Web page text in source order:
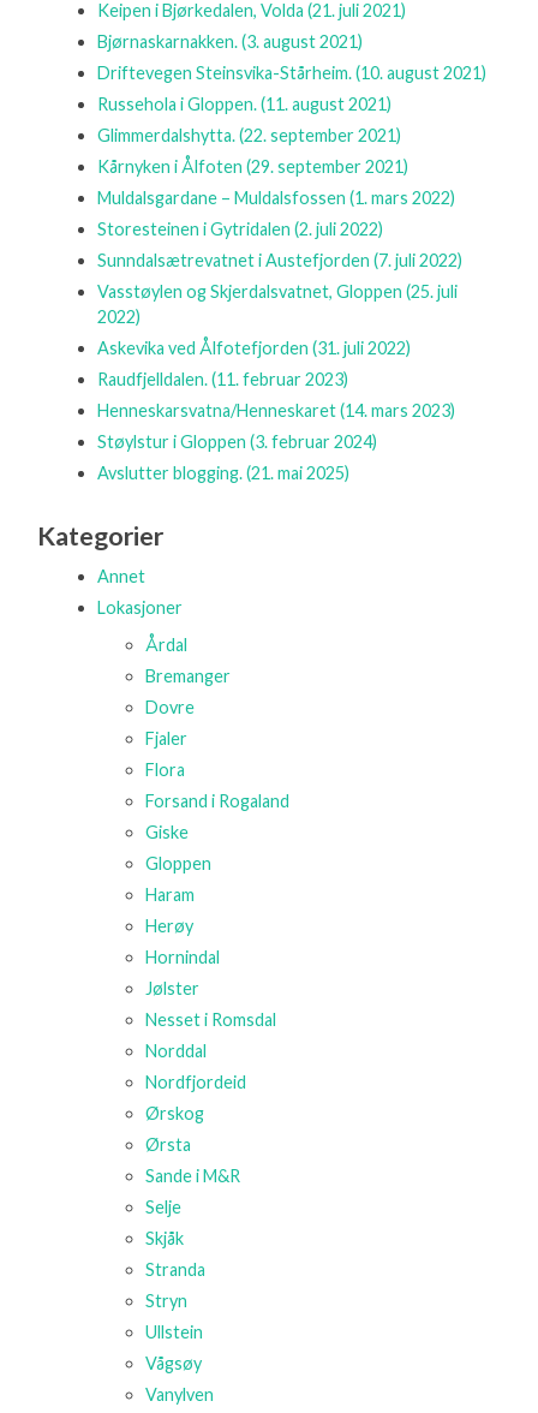
Keipen i Bjørkedalen, Volda(21. juli 2021)
Bjørnaskarnakken.(3. august 2021)
Driftevegen Steinsvika-Stårheim.(10. august 2021)
Russehola i Gloppen.(11. august 2021)
Glimmerdalshytta.(22. september 2021)
Kårnyken i Ålfoten(29. september 2021)
Muldalsgardane – Muldalsfossen(1. mars 2022)
Storesteinen i Gytridalen(2. juli 2022)
Sunndalsætrevatnet i Austefjorden(7. juli 2022)
Vasstøylen og Skjerdalsvatnet, Gloppen(25. juli
2022)
Askevika ved Ålfotefjorden(31. juli 2022)
Raudfjelldalen.(11. februar 2023)
Henneskarsvatna/Henneskaret(14. mars 2023)
Støylstur i Gloppen(3. februar 2024)
Avslutter blogging.(21. mai 2025)
Kategorier
Annet
Lokasjoner
Årdal
Bremanger
Dovre
Fjaler
Flora
Forsand i Rogaland
Giske
Gloppen
Haram
Herøy
Hornindal
Jølster
Nesset i Romsdal
Norddal
Nordfjordeid
Ørskog
Ørsta
Sande i M&R
Selje
Skjåk
Stranda
Stryn
Ullstein
Vågsøy
Vanylven